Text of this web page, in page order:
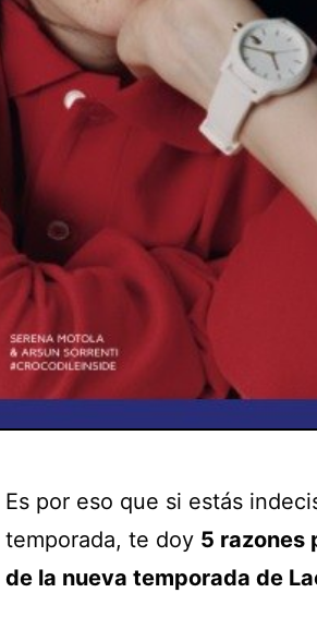
Es por eso que si estás
temporada, te doy 5 razones
de la nueva temporada de